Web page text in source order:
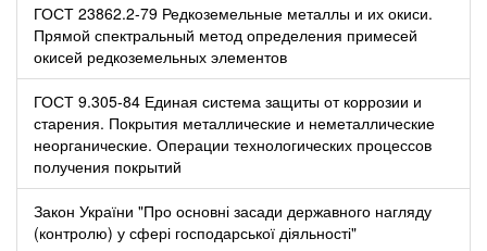
ГОСТ 23862.2-79 Редкоземельные металлы и их окиси.
Прямой спектральный метод определения примесей
окисей редкоземельных элементов
ГОСТ 9.305-84 Единая система защиты от коррозии и
старения. Покрытия металлические и неметаллические
неорганические. Операции технологических процессов
получения покрытий
Закон України "Про основні засади державного нагляду
(контролю) у сфері господарської діяльності"